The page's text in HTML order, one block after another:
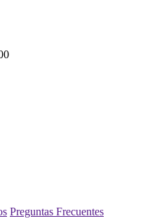
Preguntas Frecuentes